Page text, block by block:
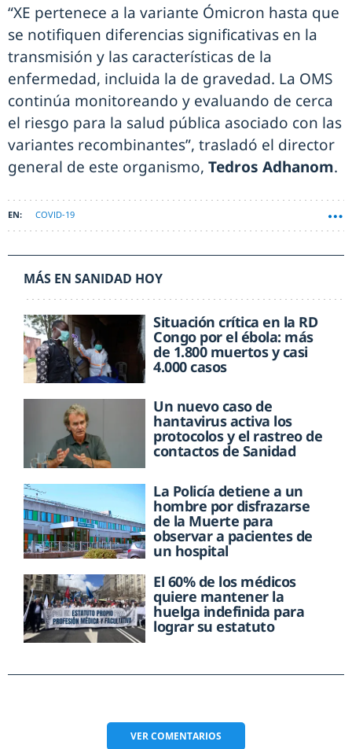
“XE pertenece a la variante Ómicron hasta que
se notifiquen diferencias significativas en la
transmisión y las características de la
enfermedad, incluida la de gravedad. La OMS
continúa monitoreando y evaluando de cerca
el riesgo para la salud pública asociado con las
variantes recombinantes”, trasladó el director
general de este organismo, Tedros Adhanom.
COVID-19
MÁS EN SANIDAD HOY
Situación crítica en la RD
Congo por el ébola: más
de 1.800 muertos y casi
4.000 casos
Un nuevo caso de
hantavirus activa los
protocolos y el rastreo de
contactos de Sanidad
La Policía detiene a un
hombre por disfrazarse
de la Muerte para
observar a pacientes de
un hospital
El 60% de los médicos
quiere mantener la
huelga indefinida para
lograr su estatuto
VERCOMENTARIOS